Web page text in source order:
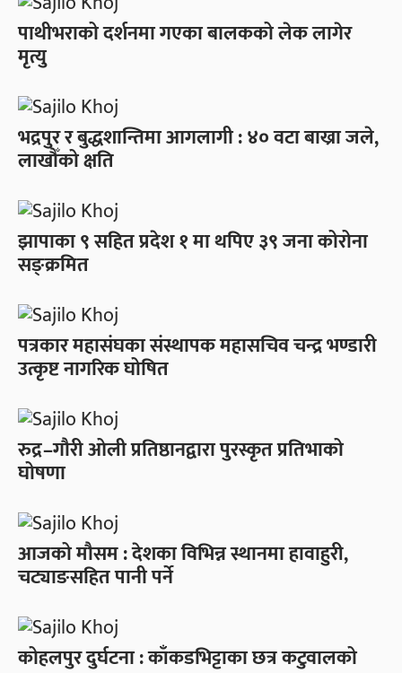
पाथीभराको दर्शनमा गएका बालकको लेक लागेर
मृत्यु
भद्रपुर र बुद्धशान्तिमा आगलागी : ४० वटा बाख्रा जले,
लाखौँको क्षति
झापाका ९ सहित प्रदेश १ मा थपिए ३९ जना कोरोना
सङ्क्रमित
पत्रकार महासंघका संस्थापक महासचिव चन्द्र भण्डारी
उत्कृष्ट नागरिक घोषित
रुद्र–गौरी ओली प्रतिष्ठानद्वारा पुरस्कृत प्रतिभाको
घोषणा
आजको मौसम : देशका विभिन्न स्थानमा हावाहुरी,
चट्याङसहित पानी पर्ने
कोहलपुर दुर्घटना : काँकडभिट्टाका छत्र कटुवालको